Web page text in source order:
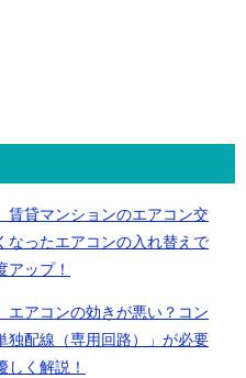
賃貸マンションのエアコン交
なったエアコンの入れ替えで
アップ！
エアコンの効きが悪い？コン
独配線（専用回路）」が必要
しく解説！